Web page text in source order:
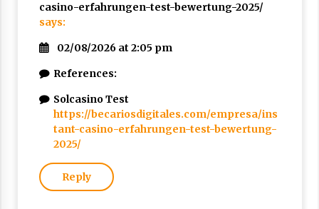
casino-erfahrungen-test-bewertung-2025/
says:
02/08/2026 at 2:05 pm
References:
Solcasino Test
https://becariosdigitales.com/empresa/ins
tant-casino-erfahrungen-test-bewertung-
2025/
Reply